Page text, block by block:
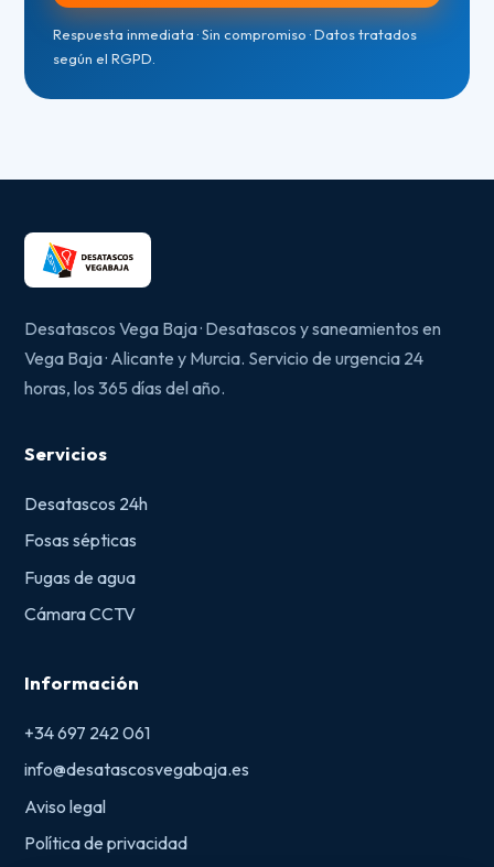
Respuesta inmediata · Sin compromiso · Datos tratados
según el RGPD.
Desatascos Vega Baja · Desatascos y saneamientos en
Vega Baja · Alicante y Murcia. Servicio de urgencia 24
horas, los 365 días del año.
Servicios
Desatascos 24h
Fosas sépticas
Fugas de agua
Cámara CCTV
Información
+34 697 242 061
info@desatascosvegabaja.es
Aviso legal
Política de privacidad